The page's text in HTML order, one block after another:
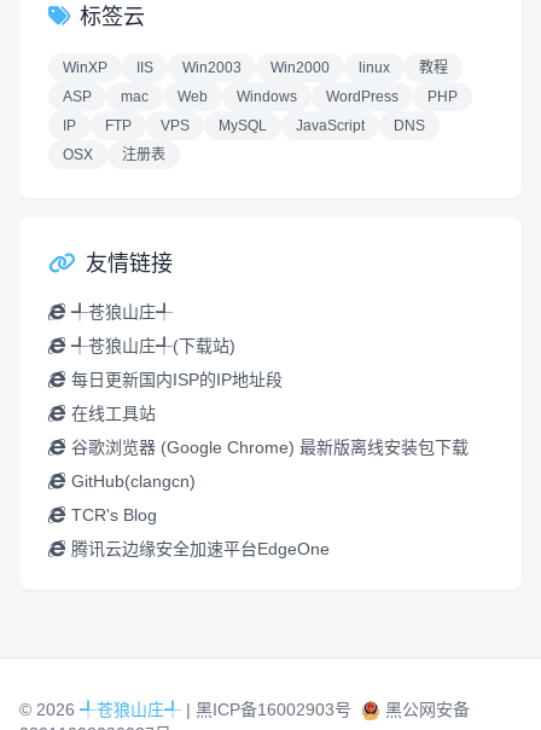
标签云
WinXP IIS Win2003 Win2000 linux
教程
ASP
mac Web Windows WordPress
PHP
IP
FTP VPS MySQL JavaScript
DNS
OSX
注册表
友情链接
╃苍狼山庄╃
╃苍狼山庄╃(下载站)
每日更新国内ISP的IP地址段
在线工具站
谷歌浏览器 (Google Chrome) 最新版离线安装包下载
GitHub(clangcn)
TCR's Blog
腾讯云边缘安全加速平台EdgeOne
© 2026 ╃苍狼山庄╃ | 黑ICP备16002903号
黑公网安备